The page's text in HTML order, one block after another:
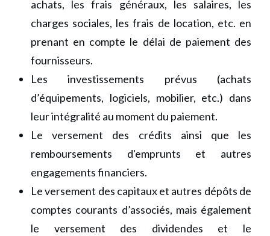
achats, les frais généraux, les salaires, les
charges sociales, les frais de location, etc. en
prenant en compte le délai de paiement des
fournisseurs.
Les investissements prévus (achats
d’équipements, logiciels, mobilier, etc.) dans
leur intégralité au moment du paiement.
Le versement des crédits ainsi que les
remboursements d'emprunts et autres
engagements financiers.
Le versement des capitaux et autres dépôts de
comptes courants d’associés, mais également
le versement des dividendes et le